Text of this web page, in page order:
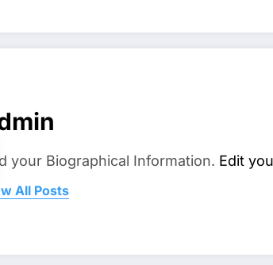
your Biographical Information. Edit
All Posts